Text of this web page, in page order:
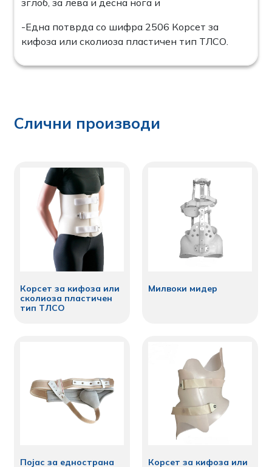
-Една потврда со шифра 2506 Корсет за
кифоза или сколиоза пластичен тип ТЛСО.
Слични производи
Корсет за кифоза или
сколиоза пластичен
тип ТЛСО
Милвоки мидер
Појас за еднострана
Корсет за кифоза или